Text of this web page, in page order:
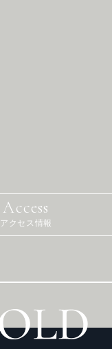
Access
アクセス情報